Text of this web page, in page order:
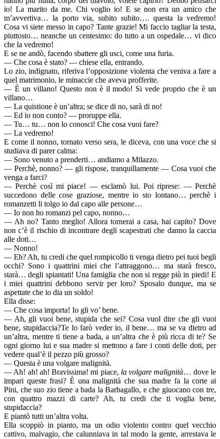
io! La marito da me. Chi voglio io! E se non era un amico che
m’avvertiva… la porto via, subito subito…. questa la vedremo!
Cosa vi siete messo in capo? Tante grazie! Mi faccio tagliar la testa,
piuttosto… neanche un centesimo: do tutto a un ospedale… vi dico
che la vedremo!
E se ne andò, facendo sbattere gli usci, come una furia.
— Che cosa è stato? — chiese ella, entrando.
Lo zio, indignato, riferiva l’opposizione violenta che veniva a fare a
quel matrimonio, le minaccie che aveva profferite.
— È un villano! Questo non è il modo! Si vede proprio che è un
villano…
— La quistione è un’altra; se dice di no, sarà di no!
— Ed io non conto? — proruppe ella.
— Tu… tu… non lo conosci! Che cosa vuoi fare?
— La vedremo!
E come il nonno, tornato verso sera, le diceva, con una voce che si
studiava di parer calma:
— Sono venuto a prenderti… andiamo a Milazzo.
— Perchè, nonno? — gli rispose, tranquillamente — Cosa vuoi che
venga a farci?
— Perchè così mi piace! — esclamò lui. Poi riprese: — Perchè
succedono delle cose graziose, mentre io sto lontano… perchè i
romanzetti li tolgo io dal capo alle persone…
— Io non ho romanzi pel capo, nonno…
— Ah no? Tanto meglio! Allora tornerai a casa, hai capito? Dove
non c’è il rischio di incontrare degli scapestrati che danno la caccia
alle doti…
— Nonno!
— Eh? Ah, tu credi che quel rompicollo ti venga dietro pei tuoi begli
occhi? Sono i quattrini miei che l’attraggono… ma starà fresco,
starà… degli spiantati! Una famiglia che non si regge più in piedi! E
i miei quattrini debbono servir per loro? Sposalo dunque, ma se
aspettate che io dia un soldo!
Ella disse:
— Che cosa importa! Io gli vo’ bene.
— Ah, gli vuoi bene, stupida che sei? Cosa vuol dire che gli vuoi
bene, stupidaccia?Te lo farò veder io, il bene… ma se va dietro ad
un’altra, mentre ti tiene a bada, a un’altra che è più ricca di te? Se
ogni giorno lui e sua madre si mettono a fare i conti delle doti, per
vedere qual’è il pezzo più grosso?
— Questa è una volgare malignità.
— Ah! ah! ah! Bravissima! mi piace, la volgare malignità… dove le
impari queste frasi? È una malignità che sua madre fa la corte ai
Pini, che suo zio tiene a bada la Barbagallo, e che giuocano con tre,
con quattro mazzi di carte? Ah, tu credi che ti voglia bene,
stupidaccia?
E piantò tutti un’altra volta.
Ella scoppiò in pianto, ma un odio violento contro quel vecchio
cattivo, malvagio, che calunniava in tal modo la gente, arrestava le